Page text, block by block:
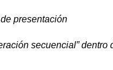
presentación
secuencial” dentro